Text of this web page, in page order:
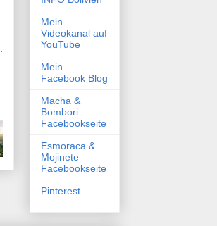
Mein
Videokanal auf
YouTube
Mein
Facebook Blog
Macha &
Bombori
Facebookseite
Esmoraca &
Mojinete
Facebookseite
Pinterest